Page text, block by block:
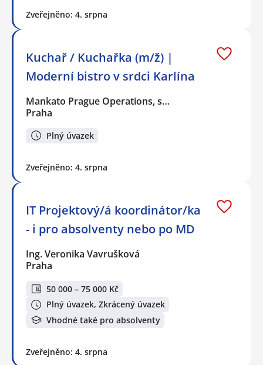
Zveřejněno: 4. srpna
Kuchař / Kuchařka (m/ž) |
Moderní bistro v srdci Karlína
Mankato Prague Operations, s…
Praha
Plný úvazek
Zveřejněno: 4. srpna
IT Projektový/á koordinátor/ka
- i pro absolventy nebo po MD
Ing. Veronika Vavrušková
Praha
50 000 – 75 000 Kč
Plný úvazek, Zkrácený úvazek
Vhodné také pro absolventy
Zveřejněno: 4. srpna